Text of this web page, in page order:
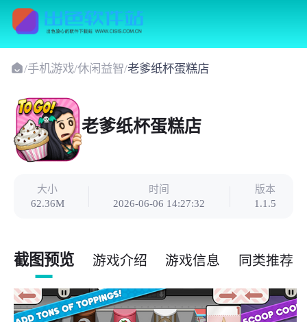
/手机游戏/休闲益智/老爹纸杯蛋糕店
老爹纸杯蛋糕店
大小
62.36M
时间
2026-06-06 14:27:32
版本
1.1.5
截图预览 游戏介绍 游戏信息 同类推荐